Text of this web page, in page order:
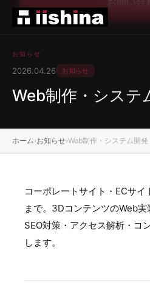
お知らせ
2026.04.26 お知らせ
Web制作・システ
ホーム›お知らせ›Web制作・システム開発
コーポレートサイト・ECサ
まで。3DコンテンツのWeb実
SEO対策・アクセス解析・コ
します。